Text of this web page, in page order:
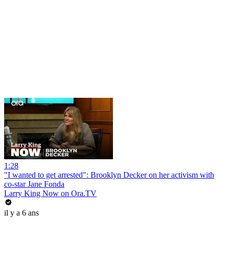
1:28
"I wanted to get arrested": Brooklyn Decker on her activism with
co-star Jane Fonda
Larry King Now on Ora.TV
il y a 6 ans